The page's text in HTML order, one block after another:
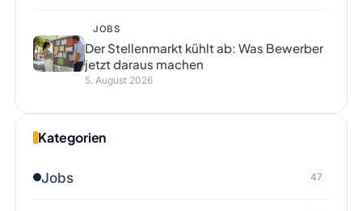
JOBS
Der Stellenmarkt kühlt ab: Was Bewerber
jetzt daraus machen
5. August 2026
Kategorien
Jobs 47